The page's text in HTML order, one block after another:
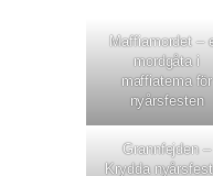
Maffiamordet –
mordgåta i
maffiatema för
nyårsfesten
Grannfejden –
Krydda